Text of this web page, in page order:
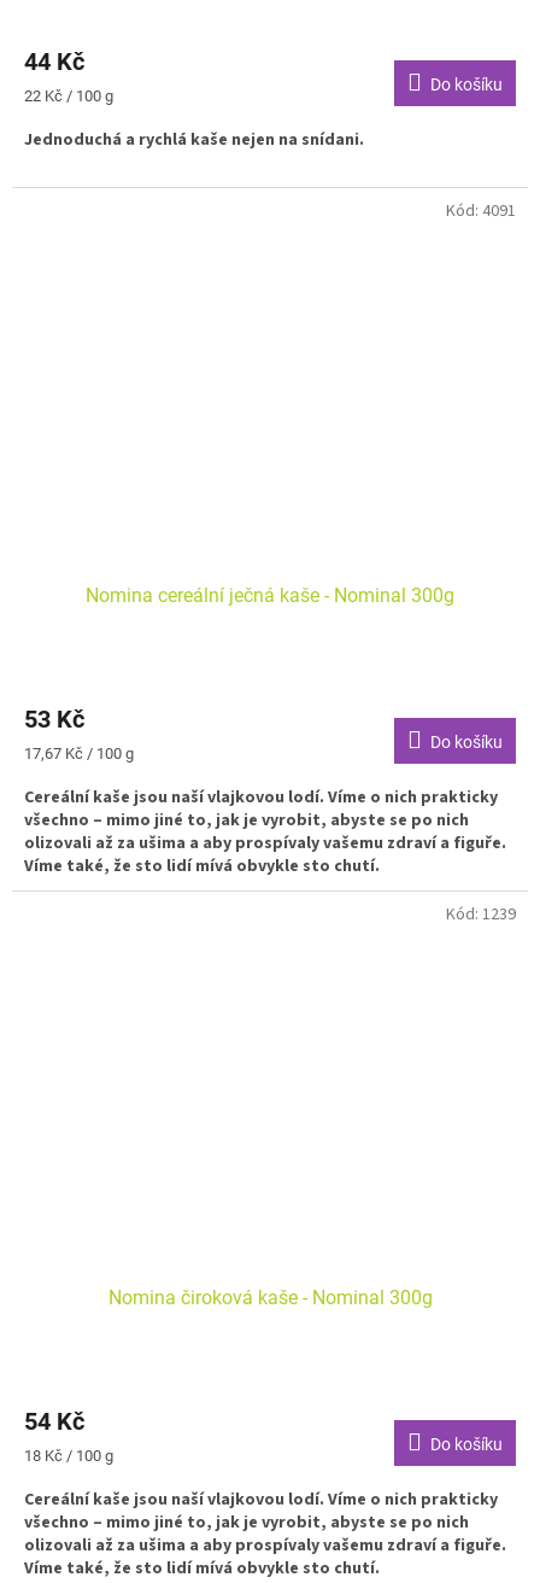
44 Kč
Měrná
22 Kč / 100 g
Do košíku
Jednoduchá a rychlá kaše nejen na snídani.
Nomina cereální ječná kaše - Nominal 300g
53 Kč
Měrná
17,67 Kč / 100 g
Do košíku
Cereální kaše jsou naší vlajkovou lodí. Víme o nich prakticky
všechno – mimo jiné to, jak je vyrobit, abyste se po nich
olizovali až za ušima a aby prospívaly vašemu zdraví a figuře.
Víme také, že sto lidí mívá obvykle sto chutí.
Kód: 4091
Nomina čiroková kaše - Nominal 300g
54 Kč
Měrná
18 Kč / 100 g
Do košíku
Cereální kaše jsou naší vlajkovou lodí. Víme o nich prakticky
všechno – mimo jiné to, jak je vyrobit, abyste se po nich
olizovali až za ušima a aby prospívaly vašemu zdraví a figuře.
Víme také, že sto lidí mívá obvykle sto chutí.
Kód: 1239